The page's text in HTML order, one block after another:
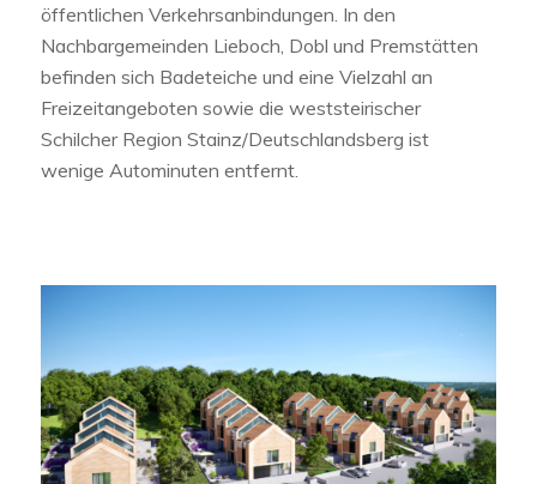
öffentlichen Verkehrsanbindungen. In den
Nachbargemeinden Lieboch, Dobl und Premstätten
befinden sich Badeteiche und eine Vielzahl an
Freizeitangeboten sowie die weststeirischer
Schilcher Region Stainz/Deutschlandsberg ist
wenige Autominuten entfernt.